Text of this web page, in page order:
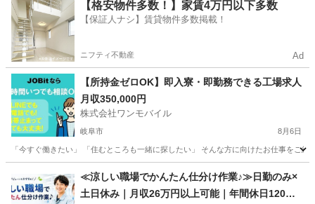
岐阜 土岐市 工場
【格安物件多数！】家賃4万円以下多数
【保証人ナシ】賃貸物件多数掲載！
ニフティ不動産 Ad
【所持金ゼロOK】即入寮・即勤務できる工場求人
月収350,000円
株式会社ワンモバイル
岐阜市 8月6日
「今すぐ働きたい」 「住むところも一緒に探したい」 そんな方に向けたお仕事をご
物流
≪涼しい職場でかんたん仕分け作業♪≫日勤のみ×
土日休み｜月収26万円以上可能｜年間休日120日